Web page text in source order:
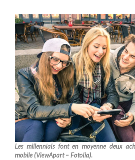
Les millennials font en moyenne deux
mobile (ViewApart – Fotolia).